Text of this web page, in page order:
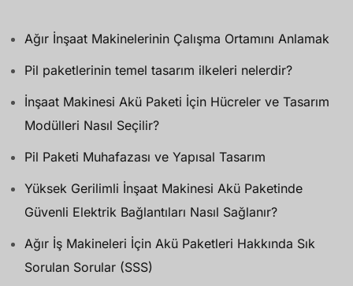
Ağır İnşaat Makinelerinin Çalışma Ortamını Anlamak
Pil paketlerinin temel tasarım ilkeleri nelerdir?
İnşaat Makinesi Akü Paketi İçin Hücreler ve Tasarım
Modülleri Nasıl Seçilir?
Pil Paketi Muhafazası ve Yapısal Tasarım
Yüksek Gerilimli İnşaat Makinesi Akü Paketinde
Güvenli Elektrik Bağlantıları Nasıl Sağlanır?
Ağır İş Makineleri İçin Akü Paketleri Hakkında Sık
Sorulan Sorular (SSS)